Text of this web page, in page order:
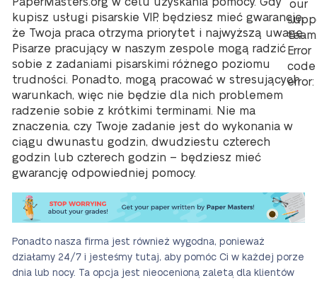
our
Error
code
error:
kupisz usługi pisarskie VIP, będziesz mieć gwarancję,
że Twoja praca otrzyma priorytet i najwyższą uwagę.
Pisarze pracujący w naszym zespole mogą radzić
sobie z zadaniami pisarskimi różnego poziomu
trudności. Ponadto, mogą pracować w stresujących
warunkach, więc nie będzie dla nich problemem
radzenie sobie z krótkimi terminami. Nie ma
znaczenia, czy Twoje zadanie jest do wykonania w
ciągu dwunastu godzin, dwudziestu czterech
godzin lub czterech godzin – będziesz mieć
gwarancję odpowiedniej pomocy.
Ponadto nasza firma jest również wygodna, ponieważ
działamy 24/7 i jesteśmy tutaj, aby pomóc Ci w każdej porze
dnia lub nocy. Ta opcja jest nieocenioną zaletą dla klientów